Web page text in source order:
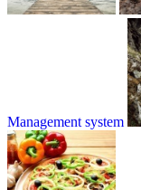
Мanagement system